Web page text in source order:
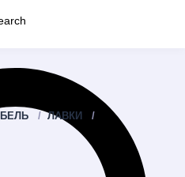
ЛАВКИ